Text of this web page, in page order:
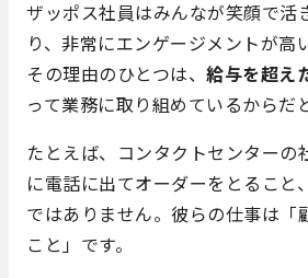
ザッポス社員はみんなが笑顔で活
り、非常にエンゲージメントが高
その理由のひとつは、 給与を超え
って業務に取り組めているからだ
たとえば、コンタクトセンターの
に電話に出てオーダーをとること
ではありません。彼らの仕事は「
こと」です。